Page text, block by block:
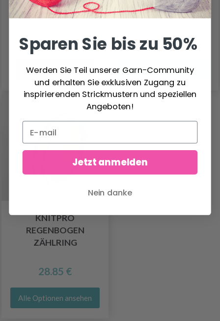
Angebot bis 31/08/2026
In den Warenkorb
Angebot bis 31/08/2026
Alle Optionen ansehen
KNITPRO
REGENBOGEN
ZÄHLRING
28.85 €
Alle Optionen ansehen
Sparen Sie bis zu 50%
Werden Sie Teil unserer Garn-Community
und erhalten Sie exklusiven Zugang zu
inspirierenden Strickmustern und speziellen
Angeboten!
Jetzt anmelden
Nein danke